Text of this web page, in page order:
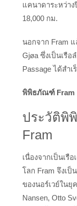
แคนาดาระหว่าง
18,000 กม.
นอกจาก Fram
Gjøa ซึ่งเป็นเรือ
Passage ได้สำเ
พิพิธภัณฑ์ Fram
ประวัติพิ
Fram
เนื่องจากเป็นเรื
โลก Fram จึงเ
ของนอร์เวย์ในยุ
Nansen, Otto